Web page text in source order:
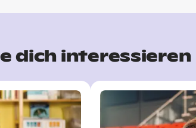
dich interessieren